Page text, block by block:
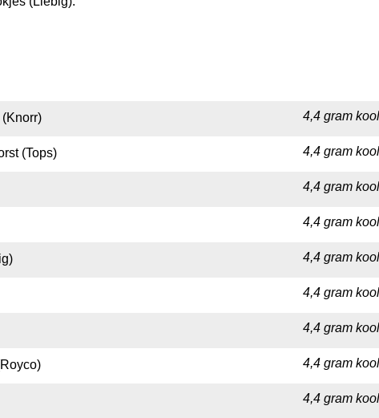
4,4 gram
(Tops) 4,4 gram
4,4 gram
4,4 gram
4,4 gram
4,4 gram
4,4 gram
4,4 gram
4,4 gram